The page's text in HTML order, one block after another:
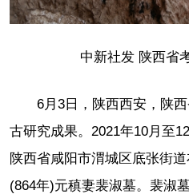
中新社发 陕西省
6月3日，陕西西安，陕
古研究成果。2021年10月至
陕西省咸阳市渭城区底张街
(864年)元稹妻裴淑墓。裴淑